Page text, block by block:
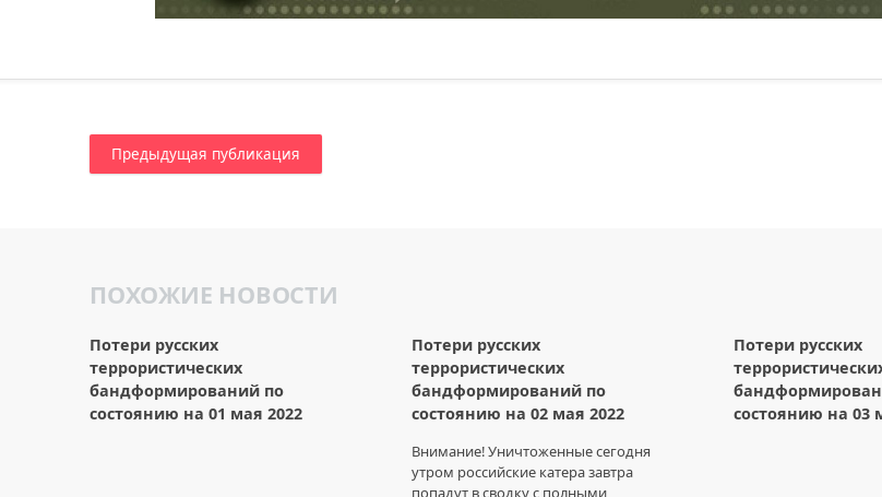
Предыдущая публикация
ПОХОЖИЕ НОВОСТИ
Потери русских
террористических
бандформирований по
состоянию на 01 мая 2022
Потери русских
террористических
бандформирований по
состоянию на 02 мая 2022
Внимание! Уничтоженные сегодня
утром российские катера завтра
попадут в сводку с полными
Потери русских
состоянию на 03